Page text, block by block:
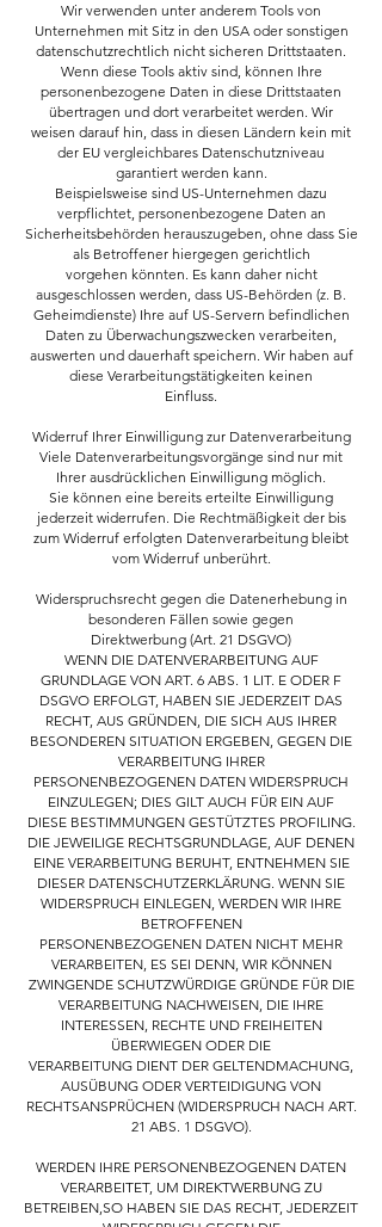
Wir verwenden unter anderem Tools von
Unternehmen mit Sitz in den USA oder sonstigen
datenschutzrechtlich nicht sicheren Drittstaaten.
Wenn diese Tools aktiv sind, können Ihre
personenbezogene Daten in diese Drittstaaten
übertragen und dort verarbeitet werden. Wir
weisen darauf hin, dass in diesen Ländern kein mit
der EU vergleichbares Datenschutzniveau
garantiert werden kann.
Beispielsweise sind US-Unternehmen dazu
verpflichtet, personenbezogene Daten an
Sicherheitsbehörden herauszugeben, ohne dass Sie
als Betroffener hiergegen gerichtlich
vorgehen könnten. Es kann daher nicht
ausgeschlossen werden, dass US-Behörden (z. B.
Geheimdienste) Ihre auf US-Servern befindlichen
Daten zu Überwachungszwecken verarbeiten,
auswerten und dauerhaft speichern. Wir haben auf
diese Verarbeitungstätigkeiten keinen
Einfluss.
Widerruf Ihrer Einwilligung zur Datenverarbeitung
Viele Datenverarbeitungsvorgänge sind nur mit
Ihrer ausdrücklichen Einwilligung möglich.
Sie können eine bereits erteilte Einwilligung
jederzeit widerrufen. Die Rechtmäßigkeit der bis
zum Widerruf erfolgten Datenverarbeitung bleibt
vom Widerruf unberührt.
Widerspruchsrecht gegen die Datenerhebung in
besonderen Fällen sowie gegen
Direktwerbung (Art. 21 DSGVO)
WENN DIE DATENVERARBEITUNG AUF
GRUNDLAGE VON ART. 6 ABS. 1 LIT. E ODER F
DSGVO ERFOLGT, HABEN SIE JEDERZEIT DAS
RECHT, AUS GRÜNDEN, DIE SICH AUS IHRER
BESONDEREN SITUATION ERGEBEN, GEGEN DIE
VERARBEITUNG IHRER
PERSONENBEZOGENEN DATEN WIDERSPRUCH
EINZULEGEN; DIES GILT AUCH FÜR EIN AUF
DIESE BESTIMMUNGEN GESTÜTZTES PROFILING.
DIE JEWEILIGE RECHTSGRUNDLAGE, AUF DENEN
EINE VERARBEITUNG BERUHT, ENTNEHMEN SIE
DIESER DATENSCHUTZERKLÄRUNG. WENN SIE
WIDERSPRUCH EINLEGEN, WERDEN WIR IHRE
BETROFFENEN
PERSONENBEZOGENEN DATEN NICHT MEHR
VERARBEITEN, ES SEI DENN, WIR KÖNNEN
ZWINGENDE SCHUTZWÜRDIGE GRÜNDE FÜR DIE
VERARBEITUNG NACHWEISEN, DIE IHRE
INTERESSEN, RECHTE UND FREIHEITEN
ÜBERWIEGEN ODER DIE
VERARBEITUNG DIENT DER GELTENDMACHUNG,
AUSÜBUNG ODER VERTEIDIGUNG VON
RECHTSANSPRÜCHEN (WIDERSPRUCH NACH ART.
21 ABS. 1 DSGVO).
WERDEN IHRE PERSONENBEZOGENEN DATEN
VERARBEITET, UM DIREKTWERBUNG ZU
BETREIBEN,SO HABEN SIE DAS RECHT, JEDERZEIT